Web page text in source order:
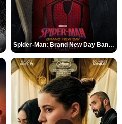
Spider-Man: Brand New Day Bande-annonce VO STFR